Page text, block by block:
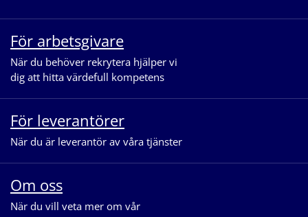
För arbetsgivare
När du behöver rekrytera hjälper vi
dig att hitta värdefull kompetens
För leverantörer
När du är leverantör av våra tjänster
Om oss
När du vill veta mer om vår